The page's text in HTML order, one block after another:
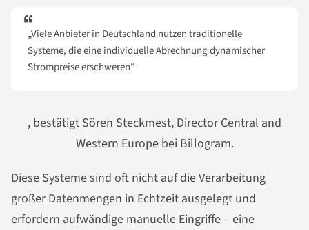
„Viele Anbieter in Deutschland nutzen traditionelle
Systeme, die eine individuelle Abrechnung dynamischer
Strompreise erschweren“
, bestätigt Sören Steckmest, Director Central and
Western Europe bei Billogram.
Diese Systeme sind oft nicht auf die Verarbeitung
großer Datenmengen in Echtzeit ausgelegt und
erfordern aufwändige manuelle Eingriffe – eine